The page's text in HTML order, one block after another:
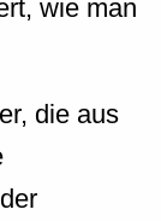
wie man
die aus